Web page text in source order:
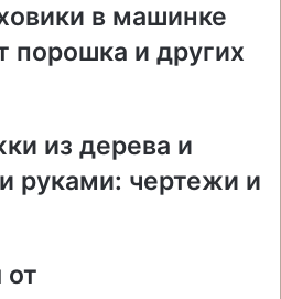
в машинке
порошка и других
из дерева и
руками: чертежи и
от